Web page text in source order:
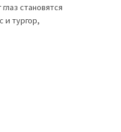
становятся
и тургор,